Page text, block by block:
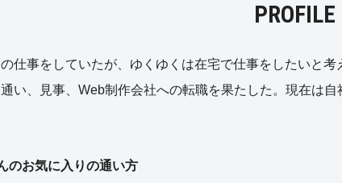
PROFILE
仕事をしていたが、ゆくゆくは在宅で仕事をしたいと
い、見事、Web制作会社への転職を果たした。現在は
のお気に入りの通い方